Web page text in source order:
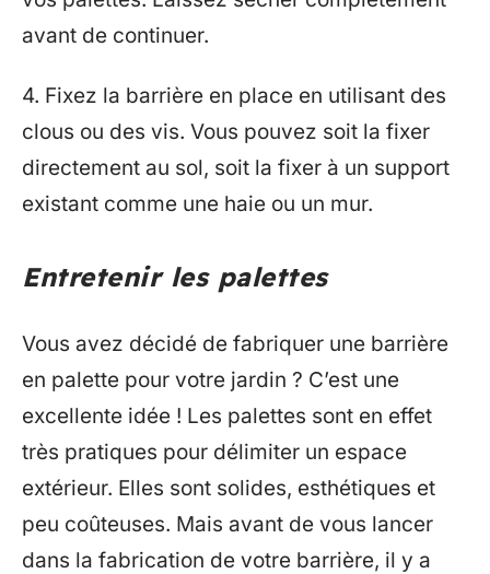
avant de continuer.
4. Fixez la barrière en place en utilisant des
clous ou des vis. Vous pouvez soit la fixer
directement au sol, soit la fixer à un support
existant comme une haie ou un mur.
Entretenir les palettes
Vous avez décidé de fabriquer une barrière
en palette pour votre jardin ? C’est une
excellente idée ! Les palettes sont en effet
très pratiques pour délimiter un espace
extérieur. Elles sont solides, esthétiques et
peu coûteuses. Mais avant de vous lancer
dans la fabrication de votre barrière, il y a